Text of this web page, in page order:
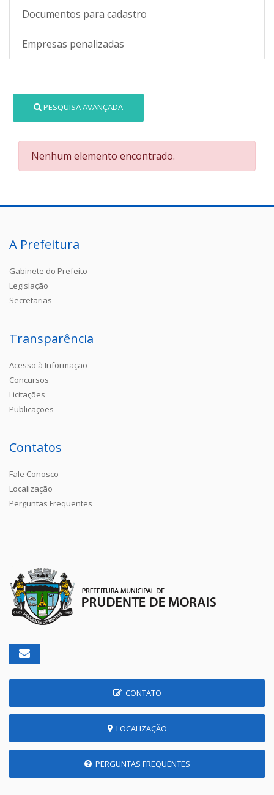
Documentos para cadastro
Empresas penalizadas
PESQUISA AVANÇADA
Nenhum elemento encontrado.
A Prefeitura
Gabinete do Prefeito
Legislação
Secretarias
Transparência
Acesso à Informação
Concursos
Licitações
Publicações
Contatos
Fale Conosco
Localização
Perguntas Frequentes
CONTATO
LOCALIZAÇÃO
PERGUNTAS FREQUENTES